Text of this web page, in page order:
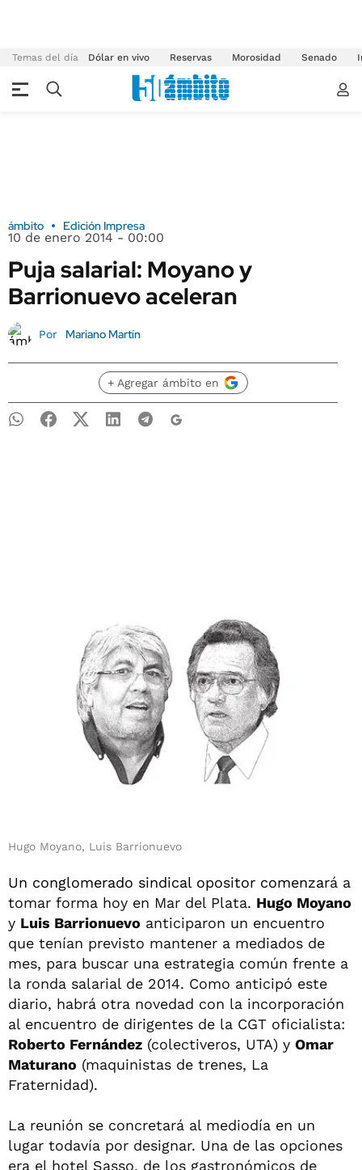
Temas del día Dólar en vivo Reservas Morosidad Senado
ámbito Edición Impresa
10 de enero 2014 - 00:00
Puja salarial: Moyano y
Barrionuevo aceleran
Por Mariano Martín
+ Agregar ámbito en
Hugo Moyano, Luis Barrionuevo
Un conglomerado sindical opositor comenzará a
tomar forma hoy en Mar del Plata. Hugo Moyano
y Luis Barrionuevo anticiparon un encuentro
que tenían previsto mantener a mediados de
mes, para buscar una estrategia común frente a
la ronda salarial de 2014. Como anticipó este
diario, habrá otra novedad con la incorporación
al encuentro de dirigentes de la CGT oficialista:
Roberto Fernández (colectiveros, UTA) y Omar
Maturano (maquinistas de trenes, La
Fraternidad).
La reunión se concretará al mediodía en un
lugar todavía por designar. Una de las opciones
era el hotel Sasso, de los gastronómicos de